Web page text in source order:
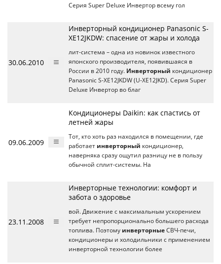
Серия Super Deluxe Инвертор всему гол
30.06.2010
Инверторный кондиционер Panasonic S-
XE12JKDW: спасение от жары и холода
лит-система – одна из новинок известного
японского производителя, появившаяся в
России в 2010 году. Инверторный кондиционер
Panasonic S-XE12JKDW (U-XE12JKD). Серия Super
Deluxe Инвертор во благ
09.06.2009
Кондиционеры Daikin: как спастись от
летней жары
Тот, кто хоть раз находился в помещении, где
работает инверторный кондиционер,
наверняка сразу ощутил разницу не в пользу
обычной сплит-системы. На
23.11.2008
Инверторные технологии: комфорт и
забота о здоровье
вой. Движение с максимальным ускорением
требует непропорционально большего расхода
топлива. Поэтому инверторные СВЧ-печи,
кондиционеры и холодильники с применением
инверторной технологии более